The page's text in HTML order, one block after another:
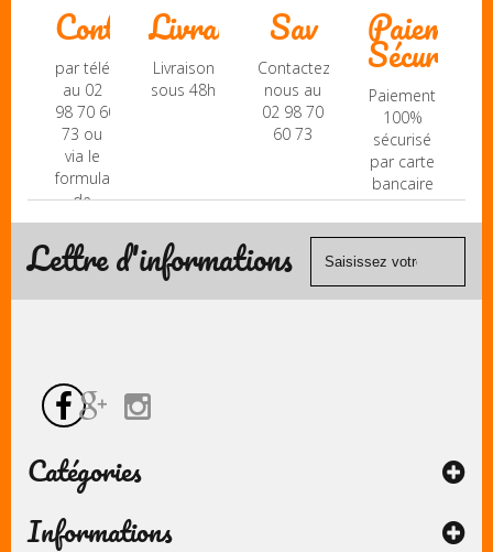
Contact
par téléphone
au 02
98 70 60
73 ou
via le
formulaire
de
contact
Livraison
Livraison
sous 48h
Sav
Contactez-
nous au
02 98 70
60 73
Paiement
Sécurisé
Paiement
100%
sécurisé
par carte
bancaire
(Mastercard,
Visa, ...) et
Lettre d'informations
Catégories
Informations